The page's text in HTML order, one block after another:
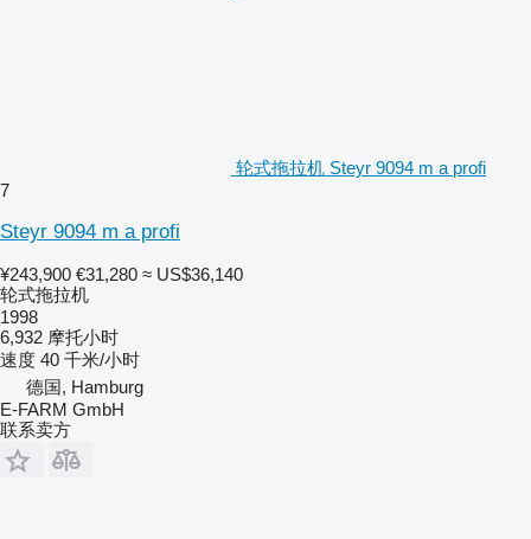
轮式拖拉机 Steyr 9094 m a profi
7
Steyr 9094 m a profi
¥243,900 €31,280 ≈ US$36,140
轮式拖拉机
1998
6,932 摩托小时
速度 40 千米/小时
德国, Hamburg
E-FARM GmbH
联系卖方